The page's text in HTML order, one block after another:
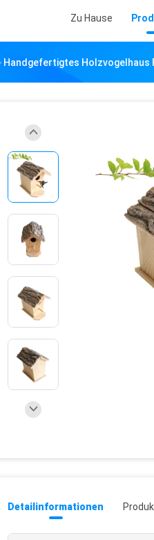
Zu Hause
Handgefertigtes Holzvogelhaus
Detailinformationen